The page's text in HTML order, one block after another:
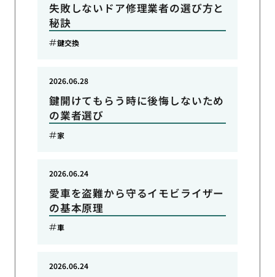
失敗しないドア修理業者の選び方と
秘訣
鍵交換
鍵開けてもらう時に後悔しないため
の業者選び
2026.06.28
家
愛車を盗難から守るイモビライザー
の基本原理
2026.06.24
車
2026.06.24